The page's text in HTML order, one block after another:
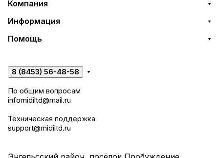
Компания
Информация
Помощь
8 (8453) 56-48-58
По общим вопросам
infomidiltd@mail.ru
Техническая поддержка
support@midiltd.ru